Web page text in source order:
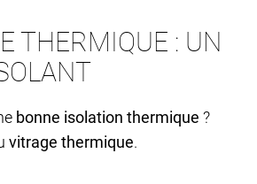
THERMIQUE : UN
bonne isolation thermique ?
vitrage thermique.